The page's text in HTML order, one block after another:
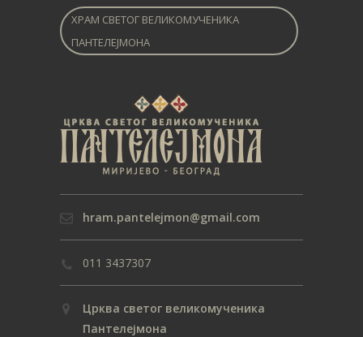
ХРАМ СВЕТОГ ВЕЛИКОМУЧЕНИКА
ПАНТЕЛЕЈМОНА
hram.pantelejmon@gmail.com
011 3437307
Црква светог великомученика
Пантелејмона